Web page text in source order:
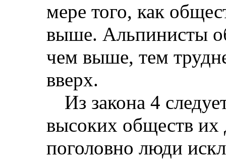
мере того, как
выше. Альпинисты
чем выше, тем
вверх.
Из закона 4
высоких обществ их
поголовно люди